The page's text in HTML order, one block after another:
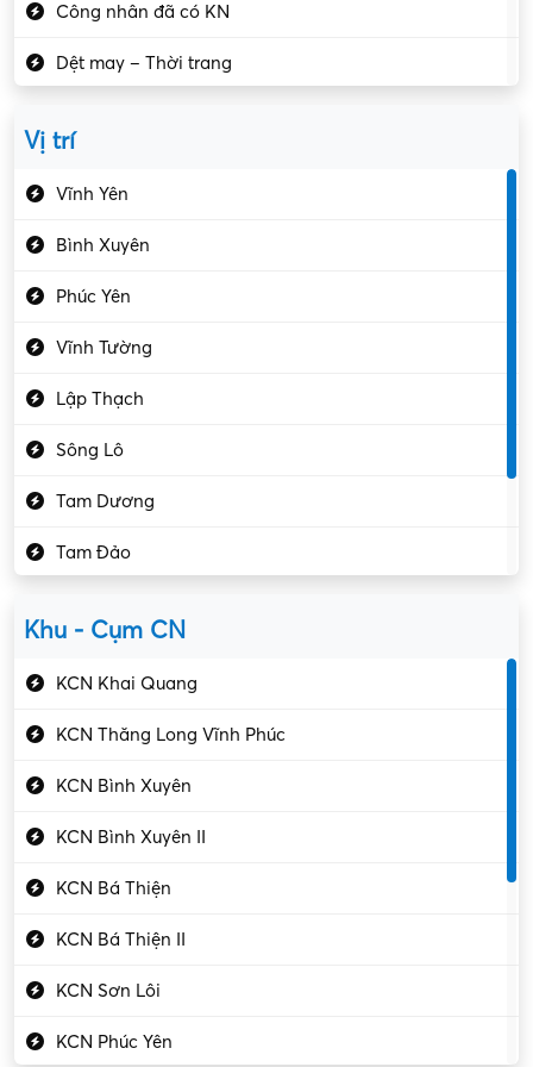
Công nhân đã có KN
Dệt may – Thời trang
Kiểm soát chất lượng
Kỹ sư cơ khí
Kỹ sư điện
Kỹ thuật cao
Kỹ thuật mạng – IT
Làm bán thời gian
Lao động phổ thông
Lập trình – Phát triển
Luật – Công chứng
Marketing – PR
Vị trí
Vĩnh Yên
Bình Xuyên
Phúc Yên
Vĩnh Tường
Lập Thạch
Sông Lô
Tam Dương
Tam Đảo
Khu - Cụm CN
KCN Khai Quang
KCN Thăng Long Vĩnh Phúc
KCN Bình Xuyên
KCN Bình Xuyên II
KCN Bá Thiện
KCN Bá Thiện II
KCN Sơn Lôi
KCN Phúc Yên